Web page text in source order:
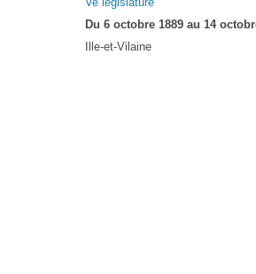
des lois
Du 6 octobre 1889 au 14
Ille-et-Vilaine